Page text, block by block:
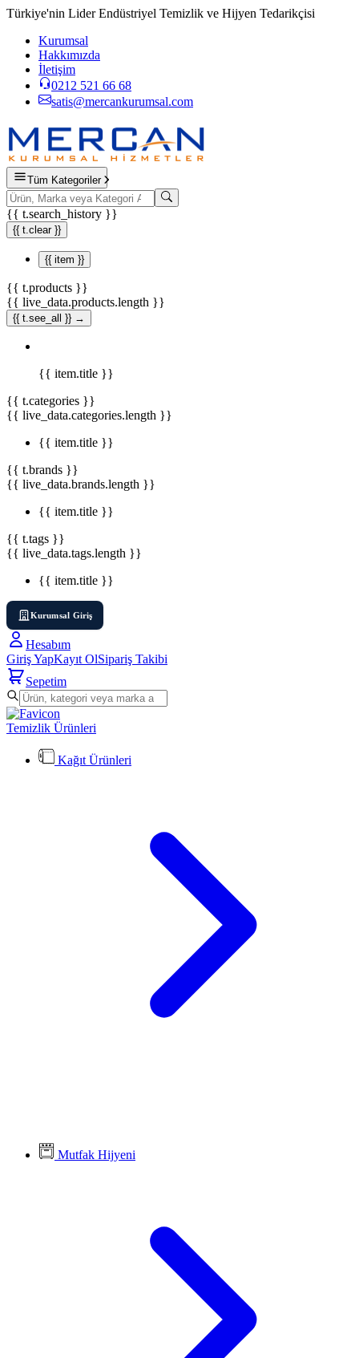
Türkiye'nin Lider Endüstriyel Temizlik ve Hijyen Tedarikçisi
Kurumsal
Hakkımızda
İletişim
0212 521 66 68
satis@mercankurumsal.com
Tüm Kategoriler
{{ t.search_history }}
{{ t.clear }}
{{ item }}
{{ t.products }}
{{ live_data.products.length }}
{{ t.see_all }} →
{{ item.title }}
{{ t.categories }}
{{ live_data.categories.length }}
{{ item.title }}
{{ t.brands }}
{{ live_data.brands.length }}
{{ item.title }}
{{ t.tags }}
{{ live_data.tags.length }}
{{ item.title }}
Kurumsal Giriş
Hesabım
Giriş YapKayıt OlSipariş Takibi
Sepetim
Temizlik Ürünleri
Kağıt Ürünleri
Mutfak Hijyeni